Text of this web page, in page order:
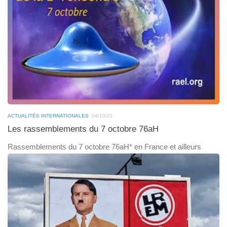
ACTUALITÉS INTERNATIONALES 04/10/21
Les rassemblements du 7 octobre 76aH
Rassemblements du 7 octobre 76aH* en France et ailleurs